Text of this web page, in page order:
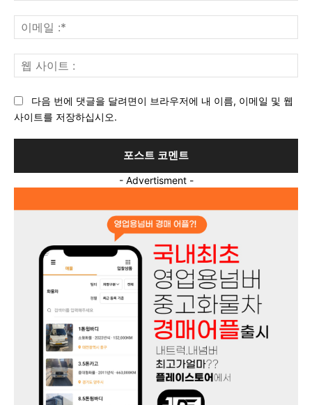
:*
메
일
사
다음 번에 댓글을 달려면이 브라우저에 내 이름, 이메일 및 웹
사이트를 저장하십시오.
- Advertisment -